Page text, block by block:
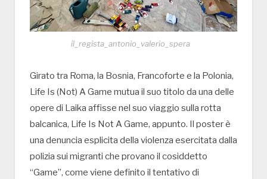
il_regista_antonio_valerio_spera
Girato tra Roma, la Bosnia, Francoforte e la Polonia,
Life Is (Not) A Game mutua il suo titolo da una delle
opere di Laika affisse nel suo viaggio sulla rotta
balcanica, Life Is Not A Game, appunto. Il poster è
una denuncia esplicita della violenza esercitata dalla
polizia sui migranti che provano il cosiddetto
“Game”, come viene definito il tentativo di